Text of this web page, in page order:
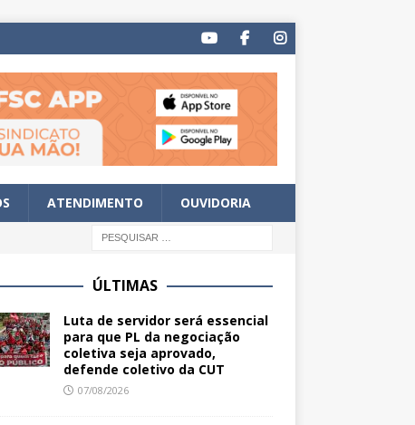
ATENDIMENTO OUVIDORIA
ÚLTIMAS
Luta de servidor será essencial
para que PL da negociação
coletiva seja aprovado,
defende coletivo da CUT
07/08/2026